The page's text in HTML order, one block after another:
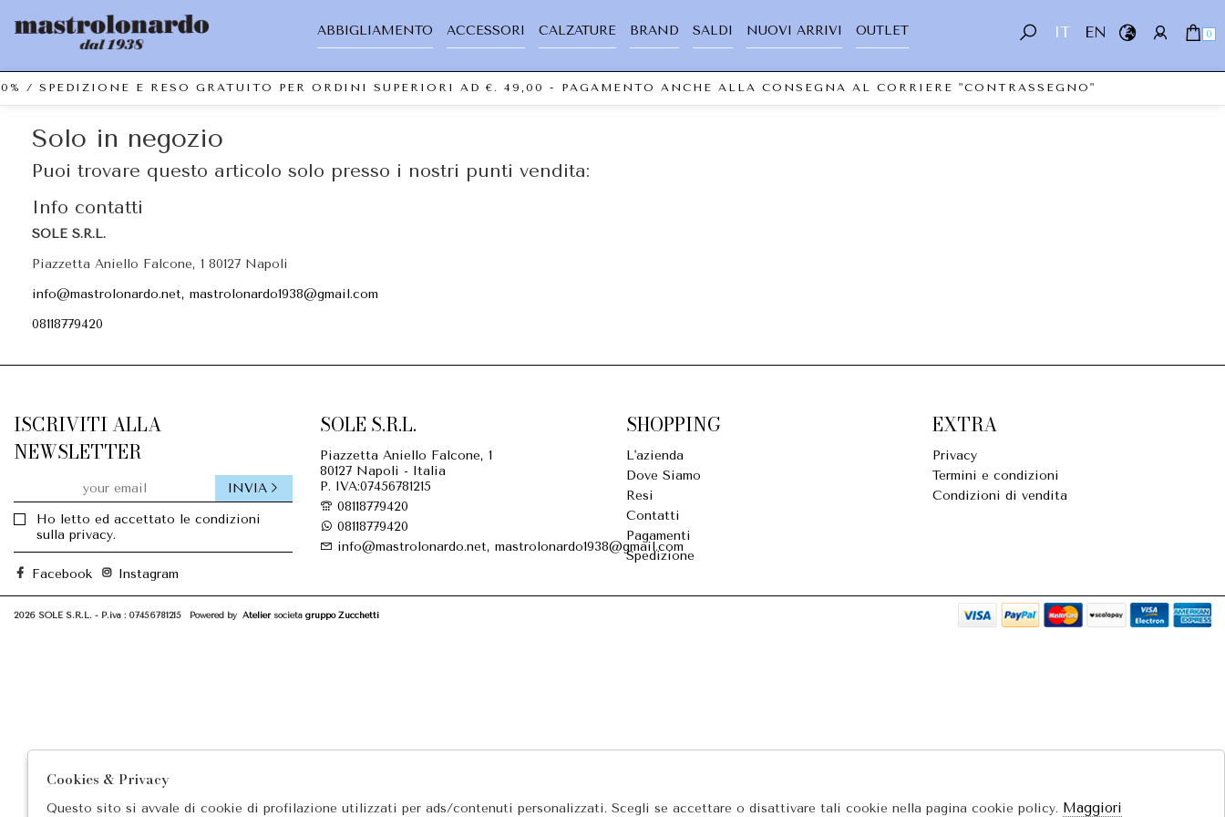
IT EN 0
ABBIGLIAMENTO ACCESSORI CALZATURE BRAND SALDI NUOVI ARRIVI OUTLET
/ SPEDIZIONE E RESO GRATUITO PER ORDINI SUPERIORI AD €. 49,00 - PAGAMENTO ANCHE ALLA CONSEGNA AL CORRIERE "CONTRASSEGNO"
Solo in negozio
Puoi trovare questo articolo solo presso i nostri punti vendita:
Info contatti
SOLE S.R.L.
Piazzetta Aniello Falcone, 1 80127 Napoli
info@mastrolonardo.net, mastrolonardo1938@gmail.com
08118779420
ISCRIVITI ALLA
NEWSLETTER
Ho letto ed accettato le condizioni
sulla privacy.
INVIA
Facebook Instagram
SOLE S.R.L.
Piazzetta Aniello Falcone, 1
80127 Napoli - Italia
P. IVA:07456781215
08118779420
08118779420
info@mastrolonardo.net, mastrolonardo1938@gmail.com
SHOPPING
L'azienda
Dove Siamo
Resi
Contatti
Pagamenti
Spedizione
EXTRA
Privacy
Termini e condizioni
Condizioni di vendita
2026 SOLE S.R.L. - P.iva : 07456781215 Powered by Ateliersocietà gruppo Zucchetti
Cookies & Privacy
Questo sito si avvale di cookie di profilazione utilizzati per ads/contenuti personalizzati. Scegli se accettare o disattivare tali cookie nella pagina cookie policy. Maggiori